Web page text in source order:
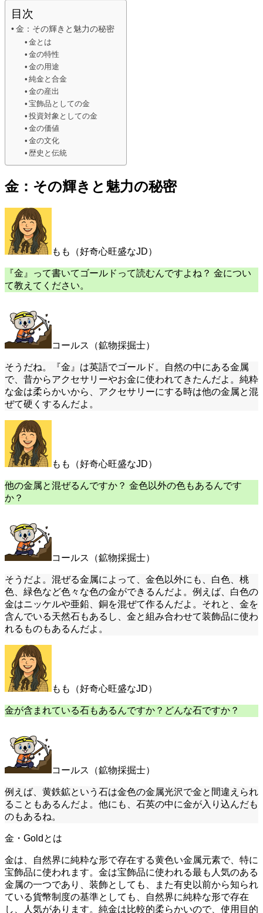
目次
金：その輝きと魅力の秘密
金とは
金の特性
金の用途
純金と合金
金の産出
宝飾品としての金
投資対象としての金
金の価値
金の文化
歴史と伝統
金：その輝きと魅力の秘密
もも（好奇心旺盛なJD）
『金』って書いてゴールドって読むんですよね？ 金につい
て教えてください。
コールス（鉱物採掘士）
そうだね。『金』は英語でゴールド。自然の中にある金属
で、昔からアクセサリーやお金に使われてきたんだよ。純粋
な金は柔らかいから、アクセサリーにする時は他の金属と混
ぜて硬くするんだよ。
もも（好奇心旺盛なJD）
他の金属と混ぜるんですか？ 金色以外の色もあるんです
か？
コールス（鉱物採掘士）
そうだよ。混ぜる金属によって、金色以外にも、白色、桃
色、緑色など色々な色の金ができるんだよ。例えば、白色の
金はニッケルや亜鉛、銅を混ぜて作るんだよ。それと、金を
含んでいる天然石もあるし、金と組み合わせて装飾品に使わ
れるものもあるんだよ。
もも（好奇心旺盛なJD）
金が含まれている石もあるんですか？どんな石ですか？
コールス（鉱物採掘士）
例えば、黄鉄鉱という石は金色の金属光沢で金と間違えられ
ることもあるんだよ。他にも、石英の中に金が入り込んだも
のもあるね。
金・Goldとは
金は、自然界に純粋な形で存在する黄色い金属元素で、特に
宝飾品に使われます。金は宝飾品に使われる最も人気のある
金属の一つであり、装飾としても、また有史以前から知られ
ている貨幣制度の基準としても、自然界に純粋な形で存在
し、人気があります。純金は比較的柔らかいので、使用目的